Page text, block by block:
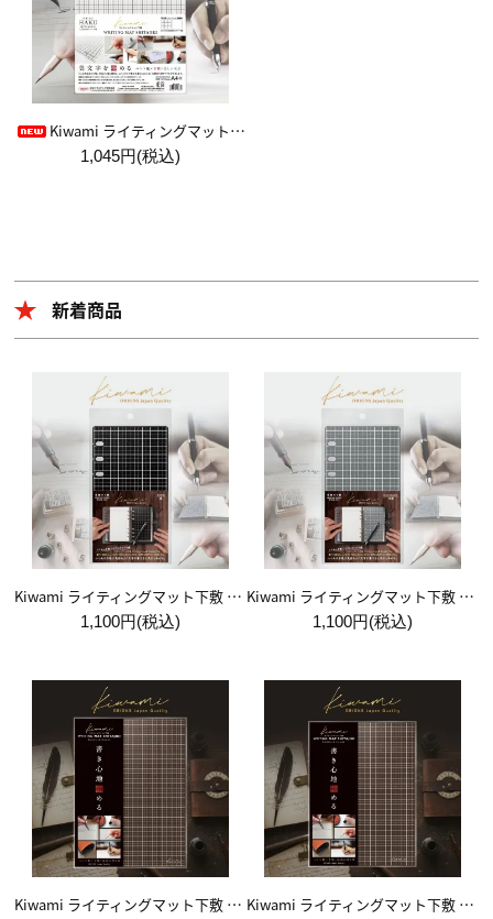
Kiwami ライティングマット下敷 HAKU白薄【A4+方眼】
1,045円(税込)
新着商品
Kiwami ライティングマット下敷 システム手帳バイブルサイズ【黒】
1,100円(税込)
Kiwami ライティングマット下敷 システム手帳バイブルサイズ【月影】
1,100円(税込)
Kiwami ライティングマット下敷 A4+【ブラウン&キャメル】 Kiwami ライティングマット下敷 B5+【ブラウン&キャメル】